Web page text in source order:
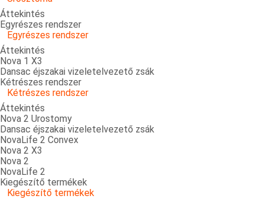
Áttekintés
Egyrészes rendszer
Egyrészes rendszer
Áttekintés
Nova 1 X3
Dansac éjszakai vizeletelvezető zsák
Kétrészes rendszer
Kétrészes rendszer
Áttekintés
Nova 2 Urostomy
Dansac éjszakai vizeletelvezető zsák
NovaLife 2 Convex
Nova 2 X3
Nova 2
NovaLife 2
Kiegészítő termékek
Kiegészítő termékek